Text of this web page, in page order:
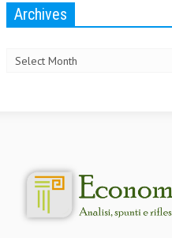
DIRITTO TRIBUTARIO
PRASSI
AMMINISTRATIVA
Archives